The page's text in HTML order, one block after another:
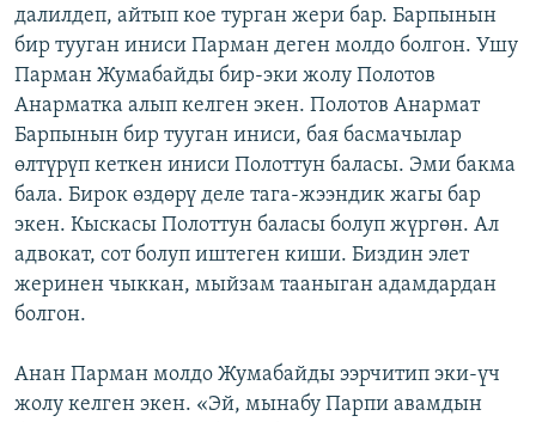
далилдеп, айтып кое турган жери бар. Барпынын
бир тууган иниси Парман деген молдо болгон. Ушу
Парман Жумабайды бир-эки жолу Полотов
Анарматка алып келген экен. Полотов Анармат
Барпынын бир тууган иниси, бая басмачылар
өлтүрүп кеткен иниси Полоттун баласы. Эми бакма
бала. Бирок өздөрү деле тага-жээндик жагы бар
экен. Кыскасы Полоттун баласы болуп жүргөн. Ал
адвокат, сот болуп иштеген киши. Биздин элет
жеринен чыккан, мыйзам тааныган адамдардан
болгон.
Анан Парман молдо Жумабайды ээрчитип эки-үч
жолу келген экен. «Эй, мынабу Парпи авамдын